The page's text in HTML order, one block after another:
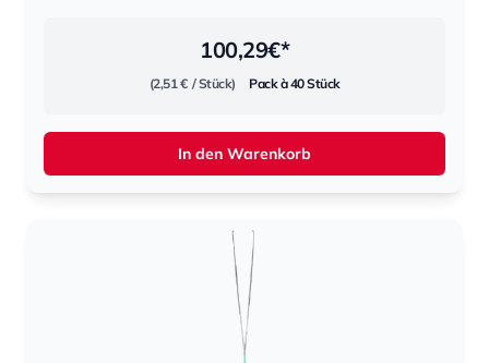
100,29€*
(2,51 € / Stück) Pack à 40 Stück
In den Warenkorb